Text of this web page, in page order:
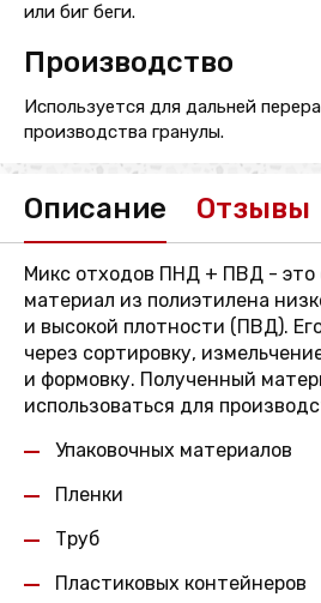
или биг беги.
Производство
Используется для дальней
производства гранулы.
Описание Отзывы
Микс отходов ПНД + ПВД -
материал из полиэтилена
и высокой плотности (ПВД).
через сортировку,
и формовку. Полученный
использоваться для
Упаковочных материалов
Пленки
Труб
Пластиковых контейнеров